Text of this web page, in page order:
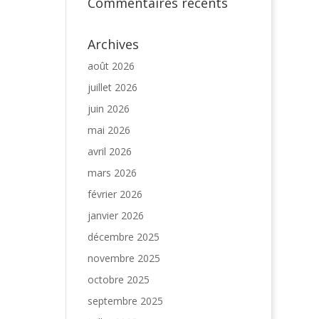
Archives
août 2026
juillet 2026
juin 2026
mai 2026
avril 2026
mars 2026
février 2026
janvier 2026
décembre 2025
novembre 2025
octobre 2025
septembre 2025